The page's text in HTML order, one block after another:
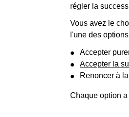
régler la
Vous avez le
l'une des
Accepter
Accepter la
Renoncer à
Chaque option